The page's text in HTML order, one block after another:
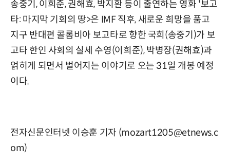
송중기, 이희준, 권해효, 박지환 등이 출연하는 영화 '보고
타: 마지막 기회의 땅>은 IMF 직후, 새로운 희망을 품고
지구 반대편 콜롬비아 보고타로 향한 국희(송중기)가 보
고타 한인 사회의 실세 수영(이희준), 박병장(권해효)과
얽히게 되면서 벌어지는 이야기로 오는 31일 개봉 예정
이다.
전자신문인터넷 이승훈 기자 (mozart1205@etnews.c
om)